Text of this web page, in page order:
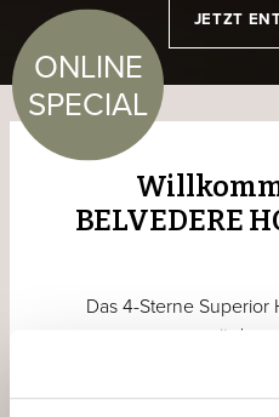
JETZT
ONLINE
SPECIAL
BELVEDERE
Das 4-Sterne
zusammen mit dem
Boutique-Hotel
Superior